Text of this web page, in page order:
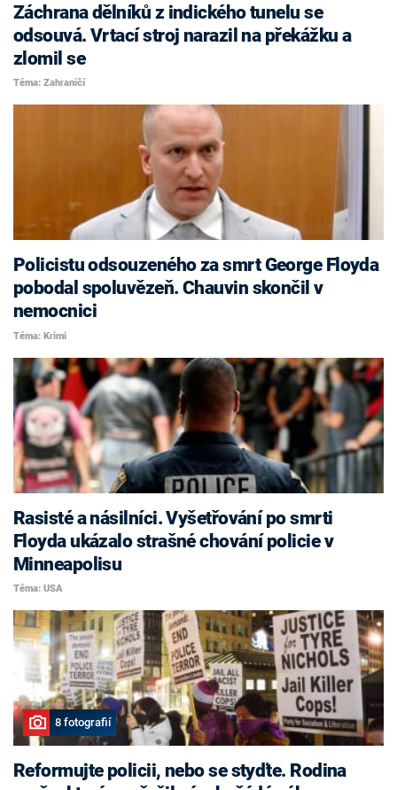
Záchrana dělníků z indického tunelu se
odsouvá. Vrtací stroj narazil na překážku a
zlomil se
Téma: Zahraničí
Policistu odsouzeného za smrt George Floyda
pobodal spoluvězeň. Chauvin skončil v
nemocnici
Téma: Krimi
Rasisté a násilníci. Vyšetřování po smrti
Floyda ukázalo strašné chování policie v
Minneapolisu
Téma: USA
8 fotografií
Reformujte policii, nebo se styďte. Rodina